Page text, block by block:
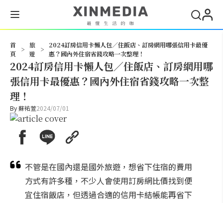
首
頁
>
旅
遊
>
2024訂房信用卡懶人包／住飯店、訂房網用哪張信用卡最優
惠？國內外住宿省錢攻略一次整理！
2024訂房信用卡懶人包／住飯店、訂房網用哪
張信用卡最優惠？國內外住宿省錢攻略一次整
理！
By蘇祐萱2024/07/01
不管是在國內還是國外旅遊，想省下住宿的費用
方式有許多種，不少人會使用訂房網比價找到便
宜住宿飯店，但透過合適的信用卡結帳能再省下